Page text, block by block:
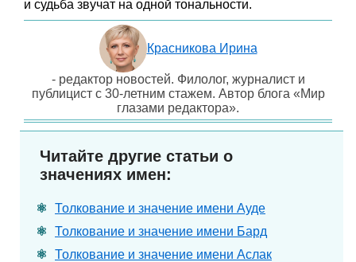
и судьба звучат на одной тональности.
Красникова Ирина
- редактор новостей. Филолог, журналист и
публицист с 30-летним стажем. Автор блога «Мир
глазами редактора».
Читайте другие статьи о
значениях имен:
Толкование и значение имени Ауде
Толкование и значение имени Бард
Толкование и значение имени Аслак